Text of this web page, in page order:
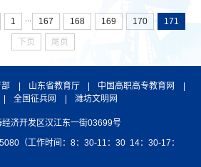
1 ... 167 168 169 170 171
下页 尾页
部 山东省教育厅 中国高职高专教育网
全国征兵网 潍坊文明网
济开发区汉江东一街03699号
（工作时间：8：30-11：30 14：30-17：